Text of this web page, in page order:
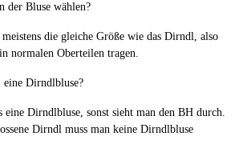
der Bluse wählen?
die gleiche Größe wie das Dirndl, also
normalen Oberteilen tragen.
eine Dirndlbluse?
eine Dirndlbluse, sonst sieht man den BH durch.
Dirndl muss man keine Dirndlbluse